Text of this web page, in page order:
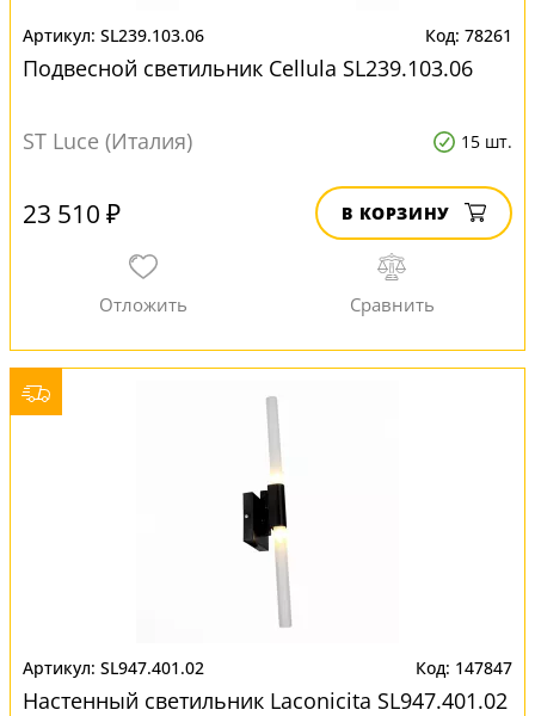
SL239.103.06 78261
Подвесной светильник Cellula SL239.103.06
ST Luce (Италия) 15 шт.
23 510 ₽ В КОРЗИНУ
SL947.401.02 147847
Настенный светильник Laconicita SL947.401.02